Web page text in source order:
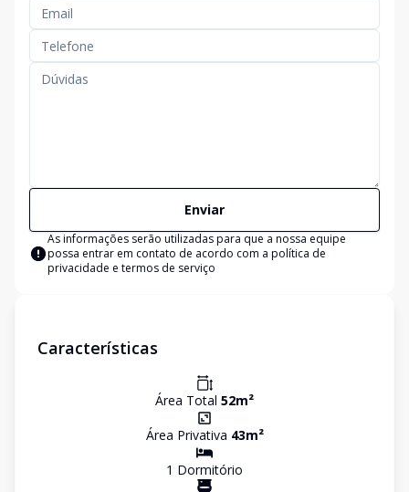
Enviar
As informações serão utilizadas para que a nossa equipe
possa entrar em contato de acordo com a política de
privacidade e termos de serviço
Características
Área Total 52m²
Área Privativa 43m²
1 Dormitório